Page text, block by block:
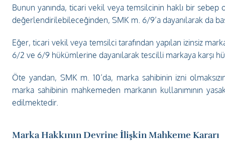
Bunun yanında, ticari vekil veya temsilcinin haklı bir sebep
değerlendirilebileceğinden, SMK m. 6/9’a dayanılarak da
Eğer, ticari vekil veya temsilci tarafından yapılan izinsiz
6/2 ve 6/9 hükümlerine dayanılarak tescilli markaya karşı
Öte yandan, SMK m. 10’da, marka sahibinin izni
marka sahibinin mahkemeden markanın kullanımının
edilmektedir.
Marka Hakkının Devrine İlişkin Mahkeme Kararı